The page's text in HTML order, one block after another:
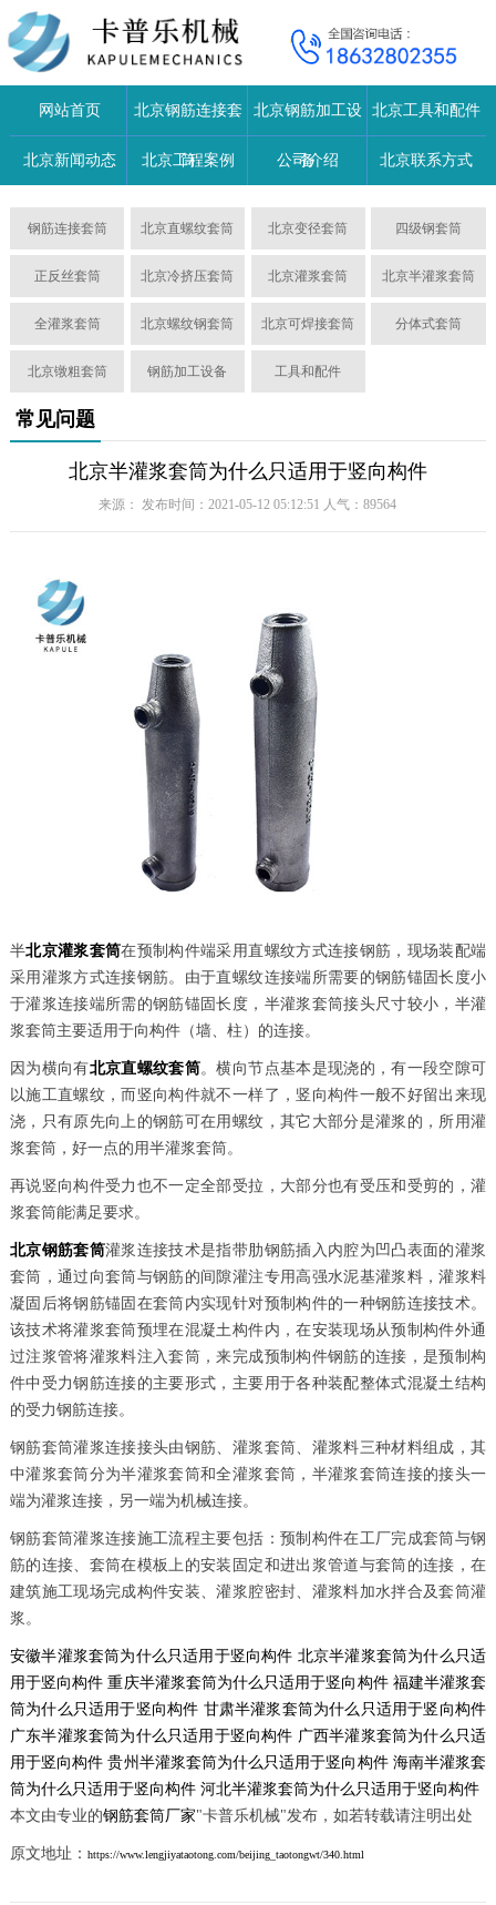
网站首页 北京钢筋连接套
筒
北京钢筋加工设
备
北京工具和配件
北京新闻动态 北京工程案例 公司介绍 北京联系方式
钢筋连接套筒 北京直螺纹套筒 北京变径套筒 四级钢套筒
正反丝套筒 北京冷挤压套筒 北京灌浆套筒 北京半灌浆套筒
全灌浆套筒 北京螺纹钢套筒 北京可焊接套筒 分体式套筒
北京镦粗套筒 钢筋加工设备 工具和配件
常见问题
北京半灌浆套筒为什么只适用于竖向构件
来源： 发布时间：2021-05-12 05:12:51 人气：89564
半北京灌浆套筒在预制构件端采用直螺纹方式连接钢筋，现场装配端
采用灌浆方式连接钢筋。由于直螺纹连接端所需要的钢筋锚固长度小
于灌浆连接端所需的钢筋锚固长度，半灌浆套筒接头尺寸较小，半灌
浆套筒主要适用于向构件（墙、柱）的连接。
因为横向有北京直螺纹套筒。横向节点基本是现浇的，有一段空隙可
以施工直螺纹，而竖向构件就不一样了，竖向构件一般不好留出来现
浇，只有原先向上的钢筋可在用螺纹，其它大部分是灌浆的，所用灌
浆套筒，好一点的用半灌浆套筒。
再说竖向构件受力也不一定全部受拉，大部分也有受压和受剪的，灌
浆套筒能满足要求。
北京钢筋套筒灌浆连接技术是指带肋钢筋插入内腔为凹凸表面的灌浆
套筒，通过向套筒与钢筋的间隙灌注专用高强水泥基灌浆料，灌浆料
凝固后将钢筋锚固在套筒内实现针对预制构件的一种钢筋连接技术。
该技术将灌浆套筒预埋在混凝土构件内，在安装现场从预制构件外通
过注浆管将灌浆料注入套筒，来完成预制构件钢筋的连接，是预制构
件中受力钢筋连接的主要形式，主要用于各种装配整体式混凝土结构
的受力钢筋连接。
钢筋套筒灌浆连接接头由钢筋、灌浆套筒、灌浆料三种材料组成，其
中灌浆套筒分为半灌浆套筒和全灌浆套筒，半灌浆套筒连接的接头一
端为灌浆连接，另一端为机械连接。
钢筋套筒灌浆连接施工流程主要包括：预制构件在工厂完成套筒与钢
筋的连接、套筒在模板上的安装固定和进出浆管道与套筒的连接，在
建筑施工现场完成构件安装、灌浆腔密封、灌浆料加水拌合及套筒灌
浆。
安徽半灌浆套筒为什么只适用于竖向构件 北京半灌浆套筒为什么只适
用于竖向构件 重庆半灌浆套筒为什么只适用于竖向构件 福建半灌浆套
筒为什么只适用于竖向构件 甘肃半灌浆套筒为什么只适用于竖向构件
广东半灌浆套筒为什么只适用于竖向构件 广西半灌浆套筒为什么只适
用于竖向构件 贵州半灌浆套筒为什么只适用于竖向构件 海南半灌浆套
筒为什么只适用于竖向构件 河北半灌浆套筒为什么只适用于竖向构件
本文由专业的钢筋套筒厂家"卡普乐机械"发布，如若转载请注明出处
原文地址： https://www.lengjiyataotong.com/beijing_taotongwt/340.html